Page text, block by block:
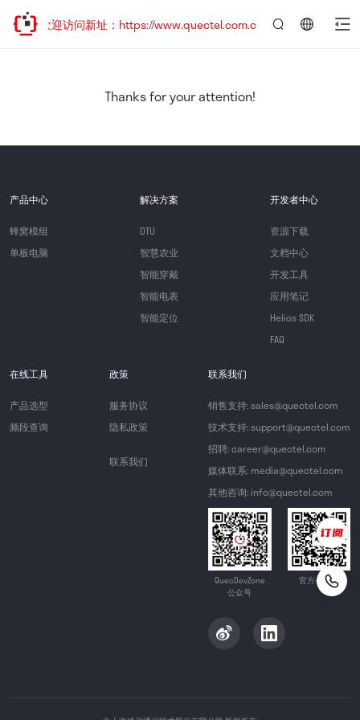
移，欢迎访问新址：https://www.quectel.com.cn
Thanks for your attention!
产品中心
蜂窝模组
单板电脑
解决方案
DTU
智慧农业
智能穿戴
智能电表
智能定位
开发者中心
资源下载
文档中心
开发工具
应用笔记
Helios SDK
FAQ
在线工具
产品选型
频段查询
政策
服务协议
隐私政策
联系我们
联系我们
销售支持: sales@quectel.com
技术支持: support@quectel.com
招聘: career@quectel.com
媒体联系: media@quectel.com
其他咨询: info@quectel.com
QuecDevZone
公众号
官方公众号